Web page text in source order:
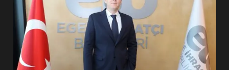
5
BALIKESİR MÜZELERİNDE SÜRE
UZATILDI: NE DEĞİŞTİ?